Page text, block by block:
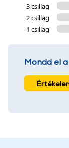
3 csillag
2 csillag
1 csillag
Mondd el